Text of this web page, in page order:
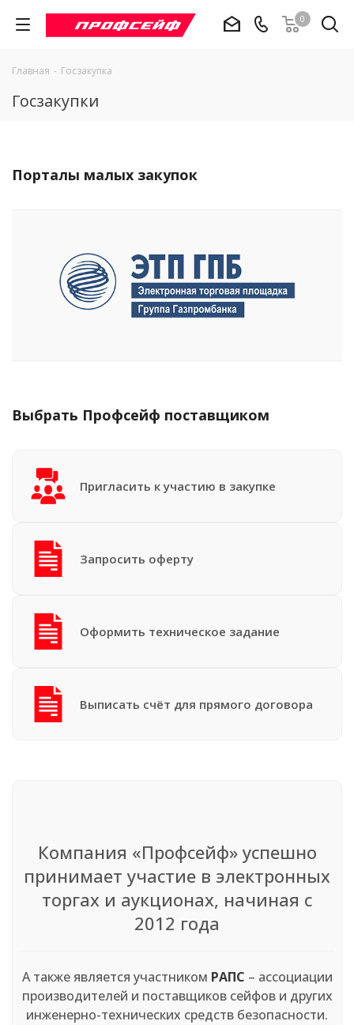
0
Главная - Госзакупка
Госзакупки
Порталы малых закупок
Выбрать Профсейф поставщиком
Пригласить к участию в закупке
Запросить оферту
Оформить техническое задание
Выписать счёт для прямого договора
Компания «Профсейф» успешно
принимает участие в электронных
торгах и аукционах, начиная с
2012 года
А также является участником РАПС – ассоциации
производителей и поставщиков сейфов и других
инженерно-технических средств безопасности.